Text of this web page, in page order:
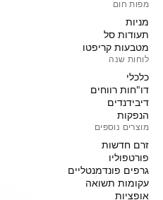
מפות חום
מניות‏
תעודות סל
מטבעות קריפטו
לוחות שנה
כלכלי
דו"חות רווחים
דיבידנדים
הנפקות
מוצרים נוספים
זרם חדשות
פורטפוליו
גרפים פונדמנטליים
עקומות תשואה
אופציות